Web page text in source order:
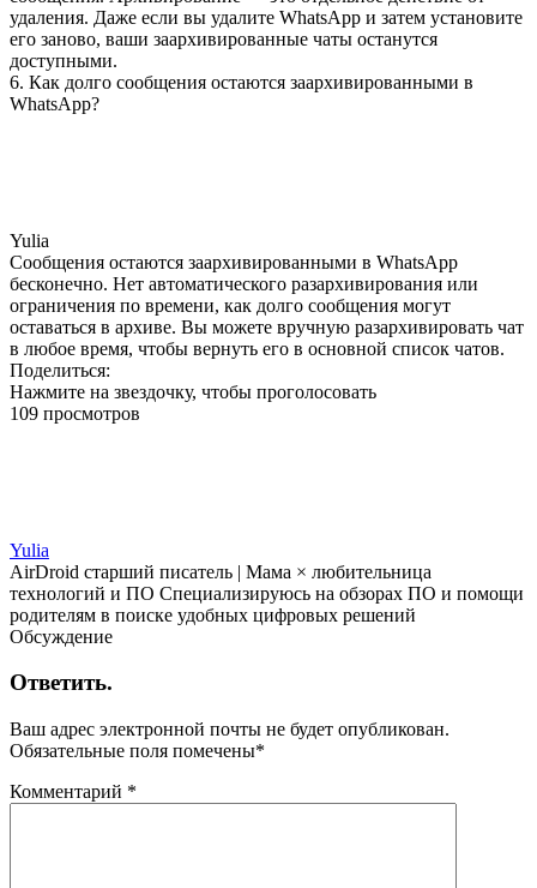
удаления. Даже если вы удалите WhatsApp и затем установите
его заново, ваши заархивированные чаты останутся
доступными.
6. Как долго сообщения остаются заархивированными в
WhatsApp?
Yulia
Сообщения остаются заархивированными в WhatsApp
бесконечно. Нет автоматического разархивирования или
ограничения по времени, как долго сообщения могут
оставаться в архиве. Вы можете вручную разархивировать чат
в любое время, чтобы вернуть его в основной список чатов.
Поделиться:
Нажмите на звездочку, чтобы проголосовать
109 просмотров
Yulia
AirDroid старший писатель | Мама × любительница
технологий и ПО Специализируюсь на обзорах ПО и помощи
родителям в поиске удобных цифровых решений
Обсуждение
Ответить.
Ваш адрес электронной почты не будет опубликован.
Обязательные поля помечены*
Комментарий *